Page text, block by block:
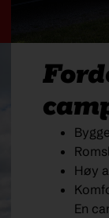
Høy
En